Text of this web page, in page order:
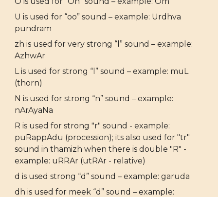
U is used for “oo” sound – example: Urdhva
pundram
zh is used for very strong “l” sound – example:
AzhwAr
L is used for strong “l” sound – example: muL
(thorn)
N is used for strong “n” sound – example:
nArAyaNa
R is used for strong "r" sound - example:
puRappAdu (procession); its also used for "tr"
sound in thamizh when there is double "R" -
example: uRRAr (utRAr - relative)
d is used strong “d” sound – example: garuda
dh is used for meek “d” sound – example: